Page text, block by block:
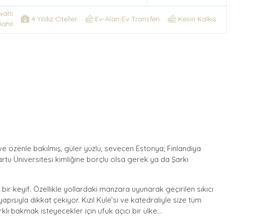
4 Yıldız Oteller Ev-Alan-Ev Transferi Kesin Kalkış
özenle bakılmış, güler yüzlü, sevecen Estonya; Finlandiya
Üniversitesi kimliğine borçlu olsa gerek ya da Şarkı
keyif. Özellikle yollardaki manzara uyunarak geçirilen sıkıcı
dikkat çekiyor. Kızıl Kule’si ve katedraliyle size tüm
bakmak isteyecekler için ufuk açıcı bir ülke...